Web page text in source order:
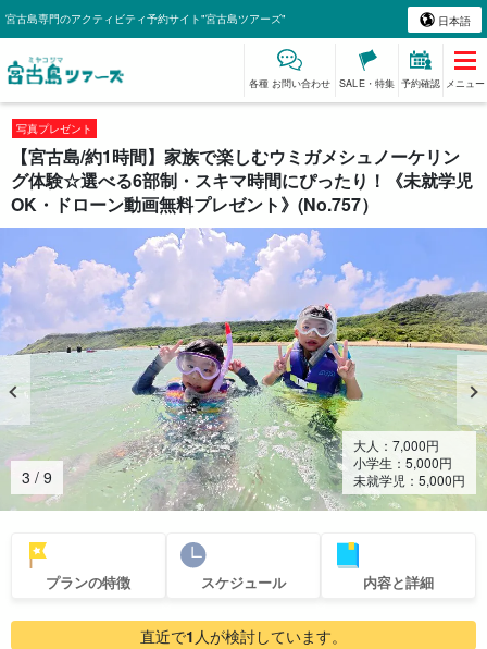
宮古島専門のアクティビティ予約サイト"宮古島ツアーズ" 日本語
各種 お問い合わせ SALE・特集 予約確認 メニュー
写真プレゼント
【宮古島/約1時間】家族で楽しむウミガメシュノーケリン
グ体験☆選べる6部制・スキマ時間にぴったり！《未就学児
OK・ドローン動画無料プレゼント》(No.757）
4 / 9
大人： 7,000円
小学生： 5,000円
未就学児： 5,000円
プランの特徴 スケジュール 内容と詳細
直近で1 人が検討しています。